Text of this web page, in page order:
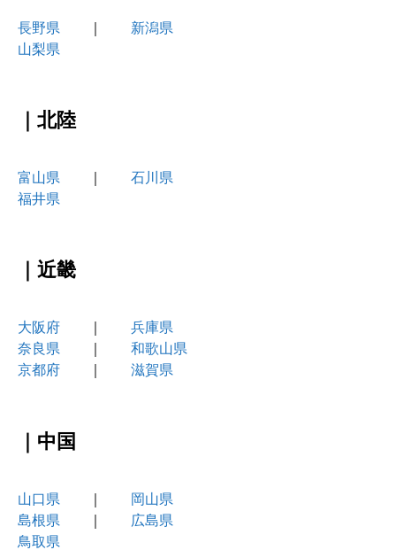
長野県
新潟県
山梨県
｜北陸
富山県
石川県
福井県
｜近畿
大阪府
兵庫県
奈良県
和歌山県
京都府
滋賀県
｜中国
山口県
岡山県
島根県
広島県
鳥取県